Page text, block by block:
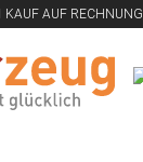
KAUF AUF RECHNUNG